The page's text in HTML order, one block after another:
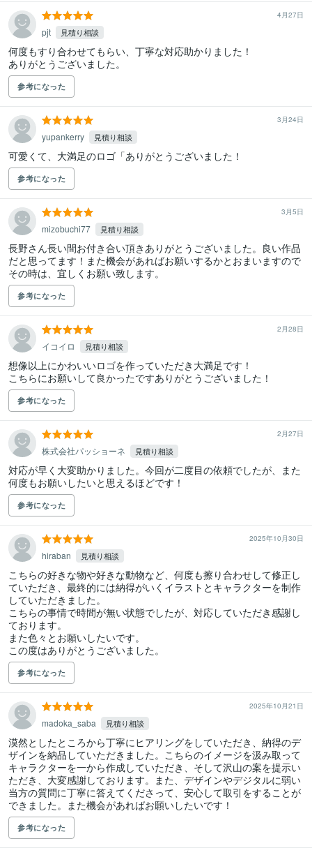
4月27日
pjt 見積り相談
何度もすり合わせてもらい、丁寧な対応助かりました！
ありがとうございました。
参考になった
3月24日
yupankerry 見積り相談
可愛くて、大満足のロゴ「ありがとうございました！
参考になった
3月5日
mizobuchi77 見積り相談
長野さん長い間お付き合い頂きありがとうございました。良い作品
だと思ってます！また機会があればお願いするかとおまいますので
その時は、宜しくお願い致します。
参考になった
2月28日
イコイロ 見積り相談
想像以上にかわいいロゴを作っていただき大満足です！
参考になった
2月27日
株式会社パッショーネ 見積り相談
対応が早く大変助かりました。今回が二度目の依頼でしたが、また
何度もお願いしたいと思えるほどです！
参考になった
2025年10月30日
hiraban 見積り相談
こちらの好きな物や好きな動物など、何度も擦り合わせして修正し
ていただき、最終的には納得がいくイラストとキャラクターを制作
していただきました。
こちらの事情で時間が無い状態でしたが、対応していただき感謝し
ております。
また色々とお願いしたいです。
この度はありがとうございました。
参考になった
2025年10月21日
madoka_saba 見積り相談
漠然としたところから丁寧にヒアリングをしていただき、納得のデ
ザインを納品していただきました。こちらのイメージを汲み取って
キャラクターを一から作成していただき、そして沢山の案を提示い
ただき、大変感謝しております。また、デザインやデジタルに弱い
当方の質問に丁寧に答えてくださって、安心して取引をすることが
できました。また機会があればお願いしたいです！
参考になった